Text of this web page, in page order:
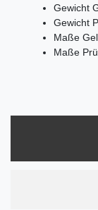
Gewicht
Gewicht
Maße
Maße